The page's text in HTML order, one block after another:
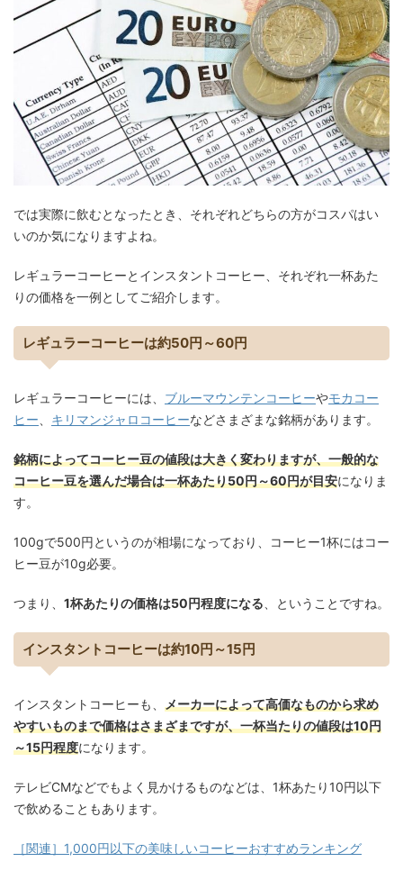
では実際に飲むとなったとき、それぞれどちらの方がコスパはい
いのか気になりますよね。
レギュラーコーヒーとインスタントコーヒー、それぞれ一杯あた
りの価格を一例としてご紹介します。
レギュラーコーヒーは約50円～60円
レギュラーコーヒーには、 ブルーマウンテンコーヒーやモカコー
ヒー
キリマンジャロコーヒーなどさまざまな銘柄があります。
銘柄によってコーヒー豆の値段は大きく変わりますが、一般的な
コーヒー豆を選んだ場合は一杯あたり50円～60円が目安になりま
す。
100gで500円というのが相場になっており、コーヒー1杯にはコー
ヒー豆が10g必要。
つまり、 1杯あたりの価格は50円程度になる 、ということですね。
インスタントコーヒーは約10円～15円
インスタントコーヒーも、 メーカーによって高価なものから求め
やすいものまで価格はさまざまですが、一杯当たりの値段は10円
～15円程度になります。
テレビCMなどでもよく見かけるものなどは、1杯あたり10円以下
で飲めることもあります。
［関連］1,000円以下の美味しいコーヒーおすすめランキング